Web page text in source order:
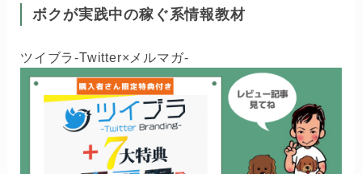
ボクが実践中の稼ぐ系情報教材
ツイブラ-Twitter×メルマガ-